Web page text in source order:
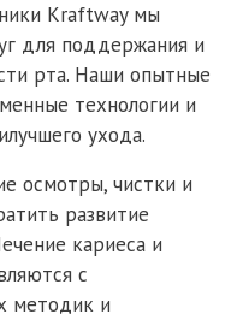
Kraftway мы
для поддержания и
рта. Наши опытные
технологии и
ухода.
осмотры, чистки и
развитие
кариеса и
с
методик и